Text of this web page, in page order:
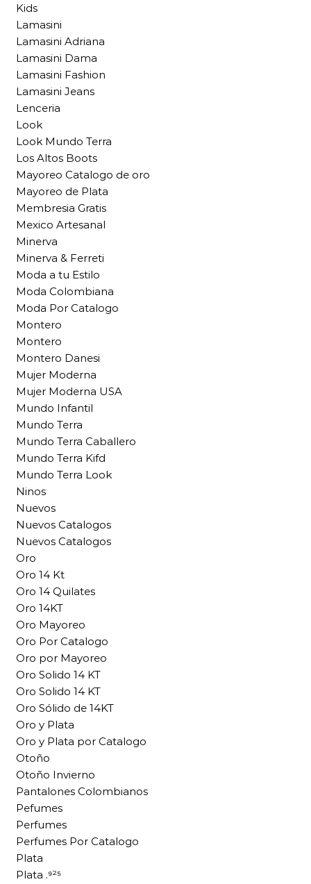
Kids
Lamasini
Lamasini Adriana
Lamasini Dama
Lamasini Fashion
Lamasini Jeans
Lenceria
Look
Look Mundo Terra
Los Altos Boots
Mayoreo Catalogo de oro
Mayoreo de Plata
Membresia Gratis
Mexico Artesanal
Minerva
Minerva & Ferreti
Moda a tu Estilo
Moda Colombiana
Moda Por Catalogo
Montero
Montero
Montero Danesi
Mujer Moderna
Mujer Moderna USA
Mundo Infantil
Mundo Terra
Mundo Terra Caballero
Mundo Terra Kifd
Mundo Terra Look
Ninos
Nuevos
Nuevos Catalogos
Nuevos Catalogos
Oro
Oro 14 Kt
Oro 14 Quilates
Oro 14KT
Oro Mayoreo
Oro Por Catalogo
Oro por Mayoreo
Oro Solido 14 KT
Oro Solido 14 KT
Oro Sólido de 14KT
Oro y Plata
Oro y Plata por Catalogo
Otoño
Otoño Invierno
Pantalones Colombianos
Pefumes
Perfumes
Perfumes Por Catalogo
Plata
Plata .⁹²⁵